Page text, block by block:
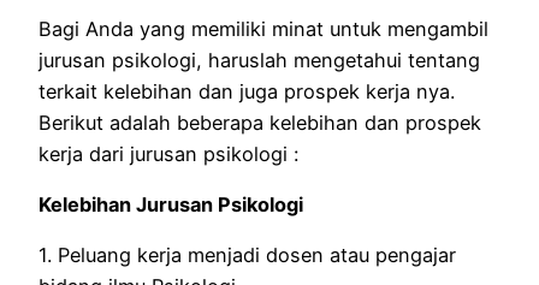
Bagi Anda yang memiliki minat untuk mengambil
jurusan psikologi, haruslah mengetahui tentang
terkait kelebihan dan juga prospek kerja nya.
Berikut adalah beberapa kelebihan dan prospek
kerja dari jurusan psikologi :
Kelebihan Jurusan Psikologi
1. Peluang kerja menjadi dosen atau pengajar